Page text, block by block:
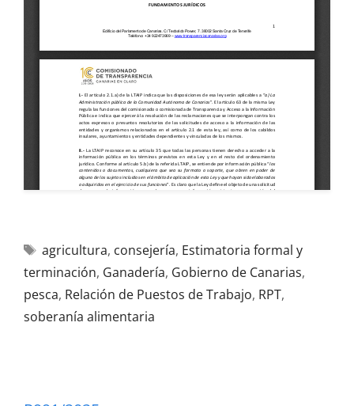
agricultura, consejería, Estimatoria formal y
terminación, Ganadería, Gobierno de Canarias,
pesca, Relación de Puestos de Trabajo, RPT,
soberanía alimentaria